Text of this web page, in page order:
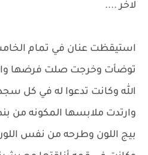
لاخر ....
استيقظت عنان في تمام
توضأت وخرجت صلت فرضها
الله وكانت تدعوا له في كل
وارتدت ملابسها المكونه من
بيج اللون وطرحه من نفس